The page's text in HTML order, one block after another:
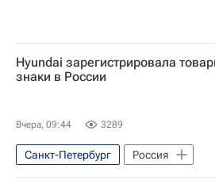
Hyundai зарегистрировала
знаки в России
Вчера, 09:44 3289
Санкт-Петербург
Россия